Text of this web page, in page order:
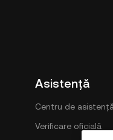
Asistență
Centru de asistență
Verificare oficială